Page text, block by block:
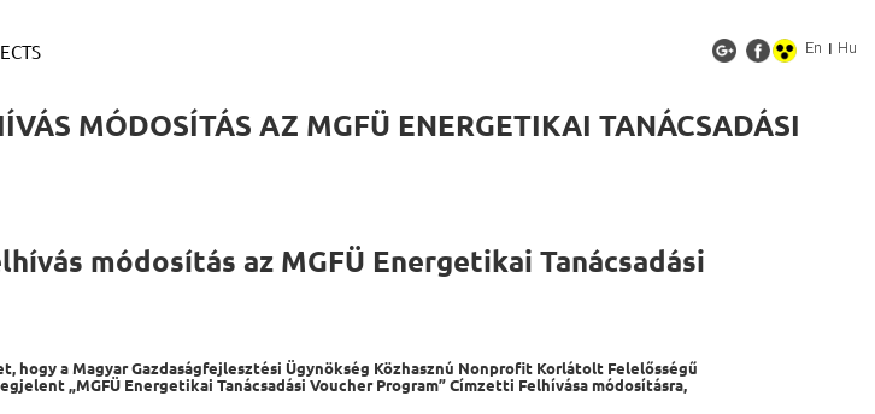
En | Hu
MÓDOSÍTÁS AZ MGFÜ ENERGETIKAI TANÁCSADÁSI
módosítás az MGFÜ Energetikai Tanácsadási
a Magyar Gazdaságfejlesztési Ügynökség Közhasznú Nonprofit Korlátolt Felelősségű
„MGFÜ Energetikai Tanácsadási Voucher Program” Címzetti Felhívása módosításra,